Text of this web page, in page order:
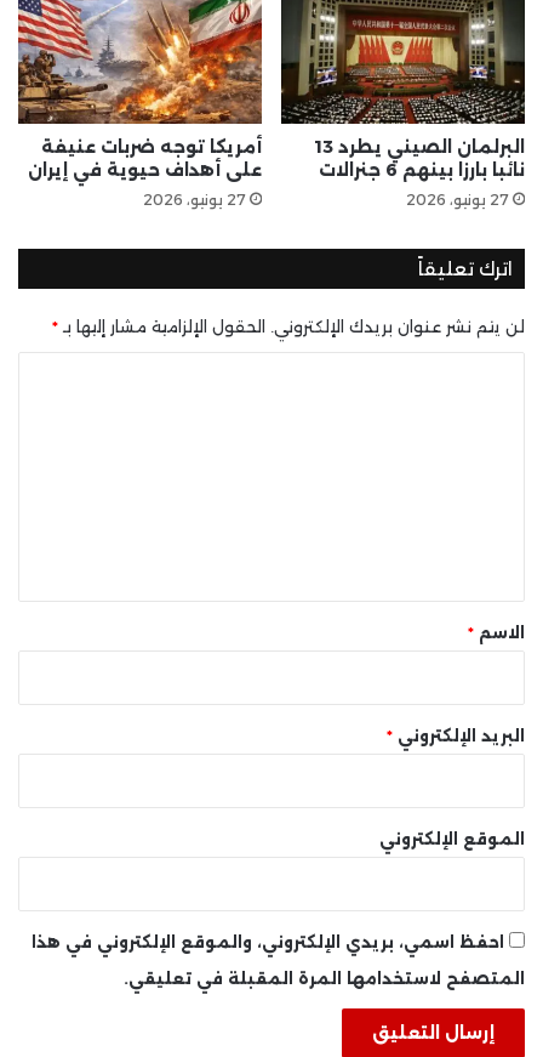
البرلمان الصيني يطرد 13
نائبا بارزا بينهم 6 جنرالات
27 يونيو، 2026
أمريكا توجه ضربات عنيفة
على أهداف حيوية في إيران
27 يونيو، 2026
اترك تعليقاً
لن يتم نشر عنوان بريدك الإلكتروني. الحقول الإلزامية مشار إليها بـ *
*الاسم *
البريد الإلكتروني *
الموقع الإلكتروني
احفظ اسمي، بريدي الإلكتروني، والموقع الإلكتروني في هذا
المتصفح لاستخدامها المرة المقبلة في تعليقي.